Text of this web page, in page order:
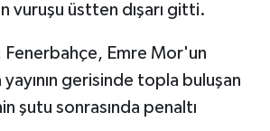
vuruşu üstten dışarı gitti.
Fenerbahçe, Emre Mor'un
yayının gerisinde topla buluşan
şutu sonrasında penaltı